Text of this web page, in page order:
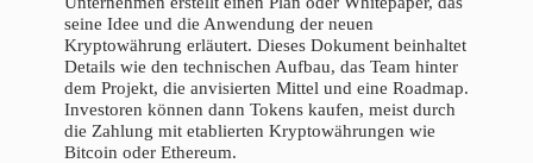
seine Idee und die Anwendung der neuen
Kryptowährung erläutert. Dieses Dokument beinhaltet
Details wie den technischen Aufbau, das Team hinter
dem Projekt, die anvisierten Mittel und eine Roadmap.
Investoren können dann Tokens kaufen, meist durch
die Zahlung mit etablierten Kryptowährungen wie
Bitcoin oder Ethereum.